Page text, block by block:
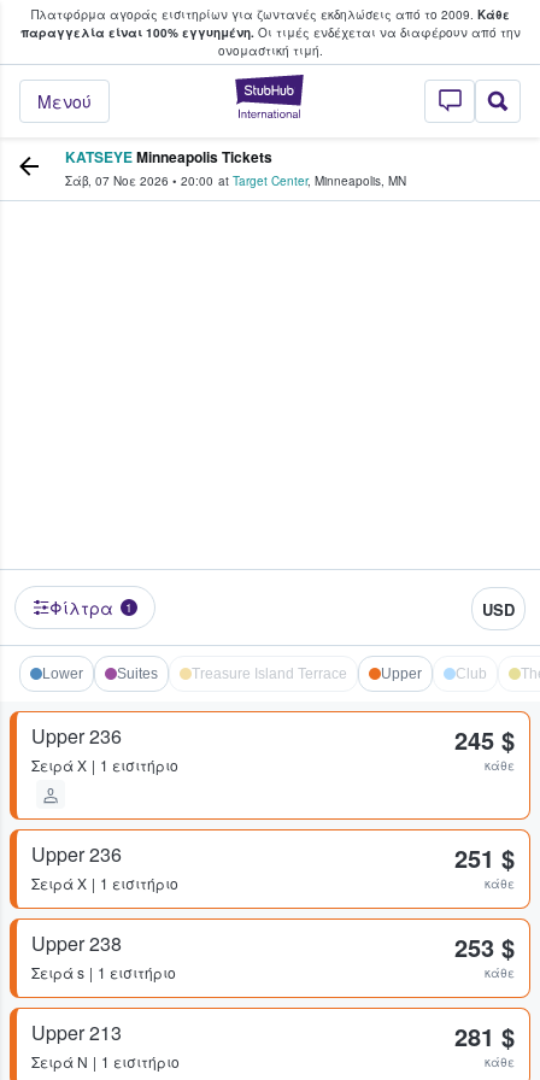
Πλατφόρμα αγοράς εισιτηρίων για ζωντανές εκδηλώσεις από το 2009. Κάθε
παραγγελία είναι 100% εγγυημένη.Οι τιμές ενδέχεται να διαφέρουν από την
oνομαστική τιμή.
StubHub - Όπου
Μενού
φαν αγοράζουν και πουλούν
KATSEYEMinneapolis Tickets
Σάβ, 07 Νοε 2026 • 20:00 at Target Center, Minneapolis, MN
Φίλτρα 1 USD
Lower Suites Treasure Island Terrace Upper Club
Upper 236
ΣειράX 1 εισιτήριο
245 $
κάθε
Upper 236
ΣειράX 1 εισιτήριο
251 $
κάθε
Upper 238
Σειράs 1 εισιτήριο
253 $
κάθε
Upper 213
Σειρά N 1 εισιτήριο
281 $
κάθε